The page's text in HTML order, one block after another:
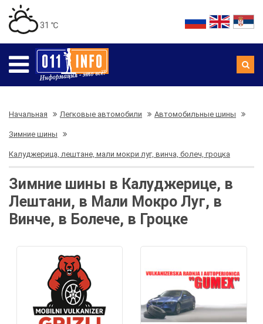
31 ℃
Начальная Легковые автомобили Автомобильные шины
Зимние шины
Калуджерица, лештане, мали мокри луг, винча, болеч, гроцка
Зимние шины в Калуджерице, в
Лештани, в Мали Мокро Луг, в
Винче, в Болече, в Гроцке